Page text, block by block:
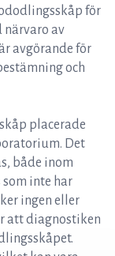
för
närvaro av
avgörande för
och
placerade
Det
både inom
inte har
ingen eller
att diagnostiken